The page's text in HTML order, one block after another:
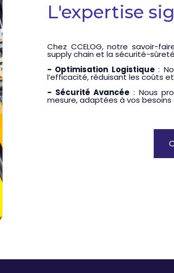
L'expertise
Chez CCELOG, notre savoir-
supply chain et la sécurité-
- Optimisation Logistique:
l’efficacité, réduisant les coûts
- Sécurité Avancée : Nous
mesure, adaptées à vos besoins